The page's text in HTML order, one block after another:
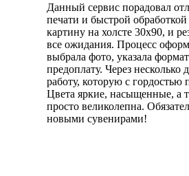
Данный сервис порадовал
печати и быстрой обработкой
картину на холсте 30х90, и
все ожидания. Процесс
выбрала фото, указала
предоплату. Через несколько
работу, которую с гордостью
Цвета яркие, насыщенные, а
просто великолепна.
новыми сувенирами!